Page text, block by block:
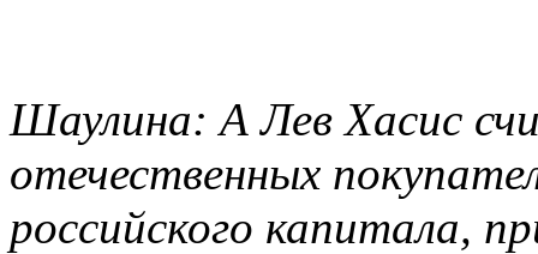
Шаулина: А Лев Хасис
отечественных
российского капитала,